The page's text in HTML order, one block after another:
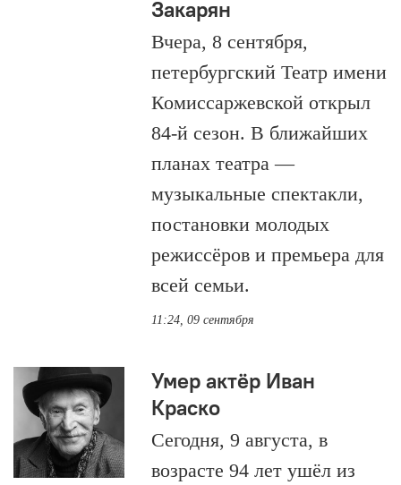
Закарян
Вчера, 8 сентября,
петербургский Театр имени
Комиссаржевской открыл
84-й сезон. В ближайших
планах театра —
музыкальные спектакли,
постановки молодых
режиссёров и премьера для
всей семьи.
11:24, 09 сентября
Умер актёр Иван
Краско
Сегодня, 9 августа, в
возрасте 94 лет ушёл из